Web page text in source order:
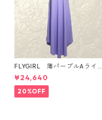
FLYGIRL 薄パープルAライン
フレアロングワンピース イ
タリア製
¥24,640
20%OFF